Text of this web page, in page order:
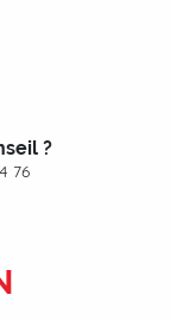
?
76